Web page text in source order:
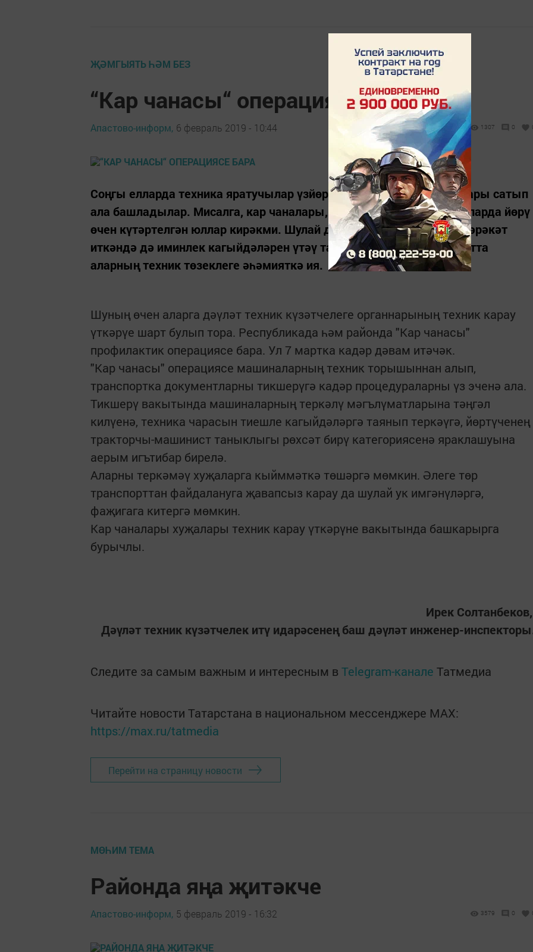
ҖӘМГЫЯТЬ ҺӘМ БЕЗ
“Кар чанасы“ операциясе бара
Апастово-информ, 6 февраль 2019 - 10:44 1307 0
Соңгы елларда техника яратучылар үзйөрешле хәрәкәтләнү чаралары сатып
ала башладылар. Мисалга, кар чаналары, квадрациклларны һ.б. Аларда йөрү
өчен күтәртелгән юллар кирәкми. Шулай да мондый транспортта хәрәкәт
иткәндә дә иминлек кагыйдәләрен үтәү таләп ителә. Беренче чиратта
аларның техник төзеклеге әһәмияткә ия.
Шуның өчен аларга дәүләт техник күзәтчелеге органнарының техник карау
үткәрүе шарт булып тора. Республикада һәм районда "Кар чанасы"
профилактик операциясе бара. Ул 7 мартка кадәр дәвам итәчәк.
"Кар чанасы" операциясе машиналарның техник торышыннан алып,
транспортка документларны тикшерүгә кадәр процедураларны үз эченә ала.
Тикшерү вакытында машиналарның теркәлү мәгълүматларына тәңгәл
килүенә, техника чарасын тиешле кагыйдәләргә таянып теркәүгә, йөртүченең
тракторчы-машинист таныклыгы рөхсәт бирү категориясенә яраклашуына
аерым игътибар бирелә.
Аларны теркәмәү хуҗаларга кыйммәткә төшәргә мөмкин. Әлеге төр
транспорттан файдалануга җавапсыз карау да шулай ук имгәнүләргә,
фаҗигага китергә мөмкин.
Кар чаналары хуҗалары техник карау үткәрүне вакытында башкарырга
бурычлы.
Ирек
Дәүләт техник күзәтчелек итү идарәсенең баш дәүләт инженер-
Следите за самым важным и интересным в Telegram-канале Татмедиа
Читайте новости Татарстана в национальном мессенджере MАХ:
https://max.ru/tatmedia
Перейти на страницу новости
МӨҺИМ ТЕМА
Районда яңа җитәкче
Апастово-информ, 5 февраль 2019 - 16:32 3579 0